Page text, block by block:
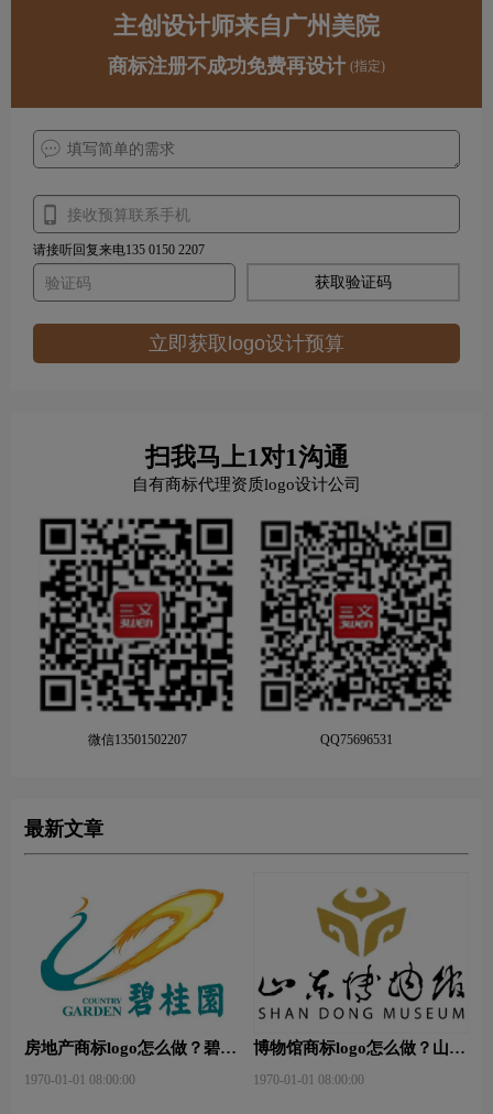
主创设计师来自广州美院
商标注册不成功免费再设计 (指定)
请接听回复来电135 0150 2207
获取验证码
立即获取logo设计预算
扫我马上1对1沟通
自有商标代理资质logo设计公司
微信13501502207 QQ75696531
最新文章
房地产商标logo怎么做？碧桂
1970-01-01 08:00:00
博物馆商标logo怎么做？山东
logo设计
1970-01-01 08:00:00